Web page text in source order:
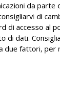
da parte
di
di accesso al
di dati.
due fattori, per